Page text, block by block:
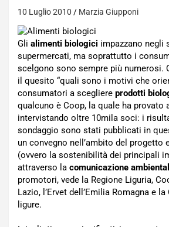
10 Luglio 2010 Marzia Giupponi
Gli alimenti biologici impazzano negli
supermercati, ma soprattutto i
scelgono sono sempre più numerosi.
il quesito “quali sono i motivi che
consumatori a scegliere prodotti
qualcuno è Coop, la quale ha provato
intervistando oltre 10mila soci: i
sondaggio sono stati pubblicati in
un convegno nell’ambito del progetto
(ovvero la sostenibilità dei principali
attraverso la comunicazione
promotori, vede la Regione Liguria,
Lazio, l’Ervet dell’Emilia Romagna e
ligure.